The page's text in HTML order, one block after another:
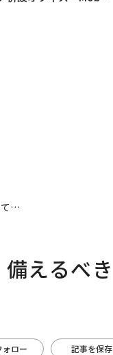
て…
えるべき
ォロー 記事を保存